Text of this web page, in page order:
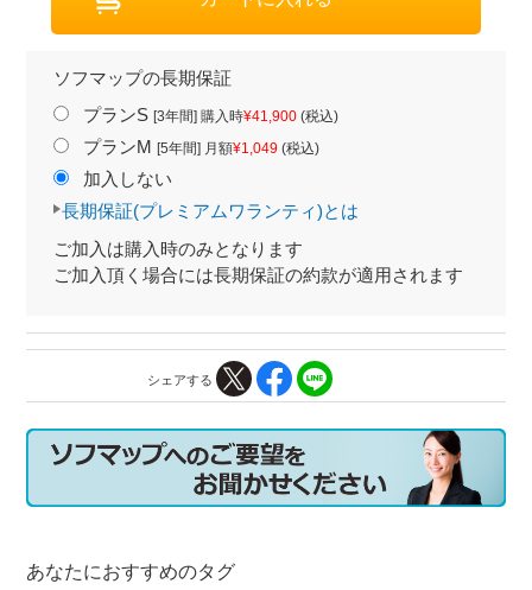
ソフマップの長期保証
プランS [3年間] 購入時¥41,900(税込)
プランM [5年間] 月額¥1,049(税込)
加入しない
長期保証(プレミアムワランティ)とは
ご加入は購入時のみとなります
ご加入頂く場合には長期保証の約款が適用されます
シェアする
あなたにおすすめのタグ